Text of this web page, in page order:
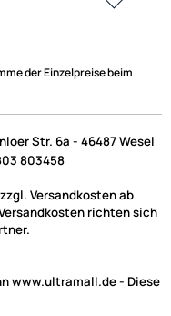
der Einzelpreise beim
Str. 6a - 46487 Wesel
803458
Versandkosten ab
richten sich
www.ultramall.de - Diese